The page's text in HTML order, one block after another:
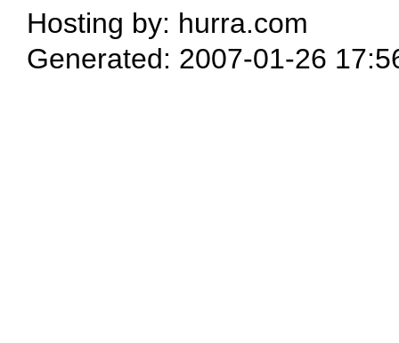
Hosting by: hurra.com
Generated: 2007-01-26